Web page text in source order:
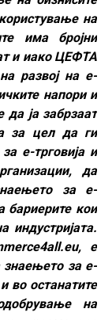
на
има бројни
и иако ЦЕФТА
развој на е-
напори и
да ја забрзаат
за цел да ги
е-трговија и
да
за е-
бариерите кои
индустријата.
е
знаењето за е-
во останатите
на